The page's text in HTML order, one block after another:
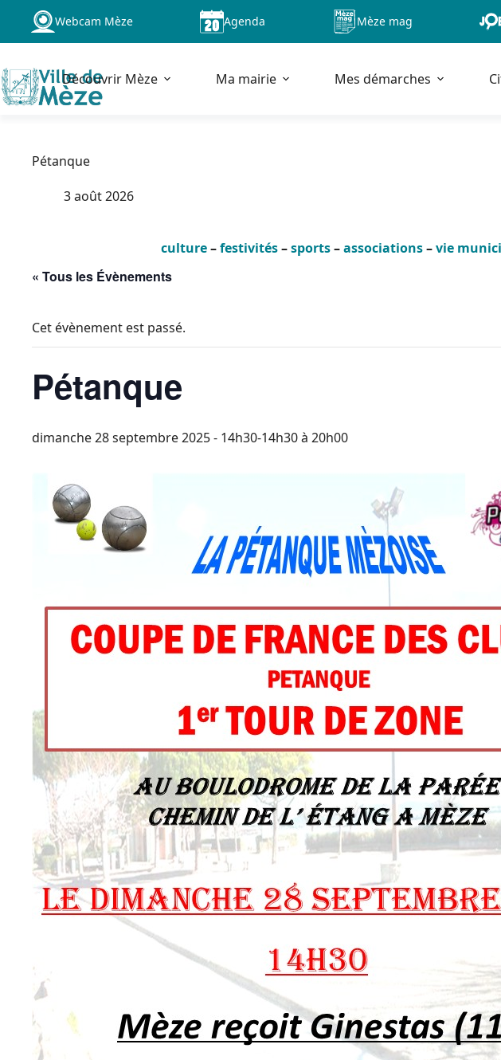
Passer
contenu
Webcam Mèze Agenda Mèze mag
Découvrir Mèze Ma mairie Mes démarches
Pétanque
3 août 2026
culture–festivités–sports–associations–vie
« Tous les Évènements
Cet évènement est passé.
Pétanque
dimanche 28 septembre 2025 - 14h30-14h30à 20h00